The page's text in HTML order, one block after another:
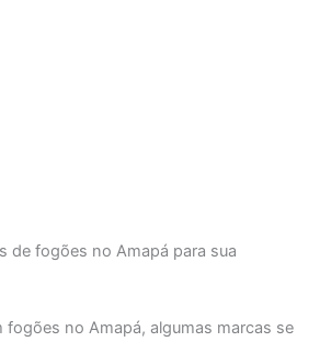
de fogões no Amapá para sua
fogões no Amapá, algumas marcas se